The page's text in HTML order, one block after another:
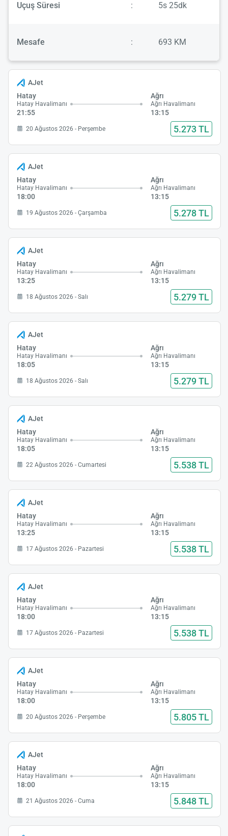
Uçuş Süresi : 5s 25dk
Mesafe : 693 KM
AJet
Hatay
Hatay Havalimanı
21:55
Ağrı
Ağrı Havalimanı
13:15
20 Ağustos 2026 - Perşembe 5.273 TL
AJet
Hatay
Hatay Havalimanı
18:00
Ağrı
Ağrı Havalimanı
13:15
19 Ağustos 2026 - Çarşamba 5.278 TL
AJet
Hatay
Hatay Havalimanı
13:25
Ağrı
Ağrı Havalimanı
13:15
18 Ağustos 2026 - Salı 5.279 TL
AJet
Hatay
Hatay Havalimanı
18:05
Ağrı
Ağrı Havalimanı
13:15
18 Ağustos 2026 - Salı 5.279 TL
AJet
Hatay
Hatay Havalimanı
18:05
Ağrı
Ağrı Havalimanı
13:15
22 Ağustos 2026 - Cumartesi 5.538 TL
AJet
Hatay
Hatay Havalimanı
13:25
Ağrı
Ağrı Havalimanı
13:15
17 Ağustos 2026 - Pazartesi 5.538 TL
AJet
Hatay
Hatay Havalimanı
18:00
Ağrı
Ağrı Havalimanı
13:15
17 Ağustos 2026 - Pazartesi 5.538 TL
AJet
Hatay
Hatay Havalimanı
18:00
Ağrı
Ağrı Havalimanı
13:15
20 Ağustos 2026 - Perşembe 5.805 TL
AJet
Hatay
Hatay Havalimanı
18:00
Ağrı
Ağrı Havalimanı
13:15
21 Ağustos 2026 - Cuma 5.848 TL